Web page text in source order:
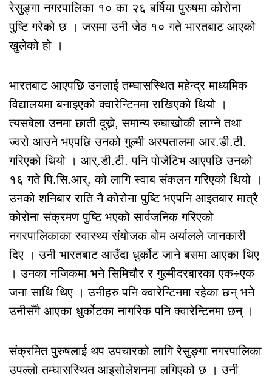
रेसुङ्गा नगरपालिका १० का २६ बर्षिया पुरुषमा कोरोना
पुष्टि गरेको छ । जसमा उनी जेठ १० गते भारतबाट आएको
खुलेको हो ।
भारतबाट आएपछि उनलाई तम्घासस्थित महेन्द्र माध्यमिक
विद्यालयमा बनाइएको क्वारेन्टिनमा राखिएको थियो ।
त्यसबेला उनमा छाती दुख्ने, समान्य रुघाखोकी लाग्ने तथा
ज्वरो आउने भएपछि उनको गुल्मी अस्पतालमा आर.डी.टी.
गरिएको थियो । आर्.डी.टी. पनि पोजेटिभ आएपछि उनको
१६ गते पि.सि.आर्. को लागि स्वाब संकलन गरिएको थियो ।
उनको शनिबार राति नै कोरोना पुष्टि भएपनि आइतबार मात्रै
कोरोना संक्रमण पुष्टि भएको सार्वजनिक गरिएको
नगरपालिकाका स्वास्थ्य संयोजक बोम अर्यालले जानकारी
दिए । उनी भारतबाट आउँदा धुर्कोट जाने बसमा आएका थिए
। उनका नजिकमा भने सिमिचौर र गुल्मीदरबारका एक÷एक
जना साथि थिए । उनीहरु पनि क्वारेन्टिनमा रहेका छन् भने
उनीसँगै आएका धुर्कोटका नागरिक पनि क्वारेन्टिनमा छन् ।
संक्रमित पुरुषलाई थप उपचारको लागि रेसुङ्गा नगरपालिका
उपल्लो तम्घासस्थित आइसोलेशनमा लगिएको छ । उनी